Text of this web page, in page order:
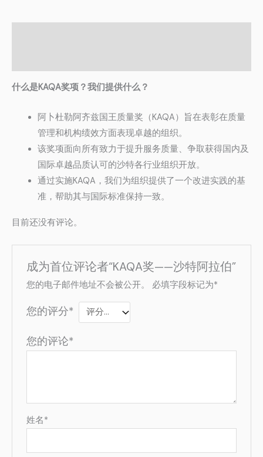
什么是KAQA奖项？我们提供什么？
阿卜杜勒阿齐兹国王质量奖（KAQA）旨在表彰在质量
管理和机构绩效方面表现卓越的组织。
该奖项面向所有致力于提升服务质量、争取获得国内及
国际卓越品质认可的沙特各行业组织开放。
通过实施KAQA，我们为组织提供了一个改进实践的基
准，帮助其与国际标准保持一致。
目前还没有评论。
成为首位评论者“KAQA奖——沙特阿拉伯”
您的电子邮件地址不会被公开。 必填字段标记为*
您的评分*
您的评论*
姓名*